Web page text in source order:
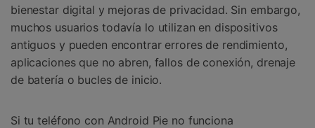
bienestar digital y mejoras de privacidad. Sin embargo,
muchos usuarios todavía lo utilizan en dispositivos
antiguos y pueden encontrar errores de rendimiento,
aplicaciones que no abren, fallos de conexión, drenaje
de batería o bucles de inicio.
Si tu teléfono con Android Pie no funciona